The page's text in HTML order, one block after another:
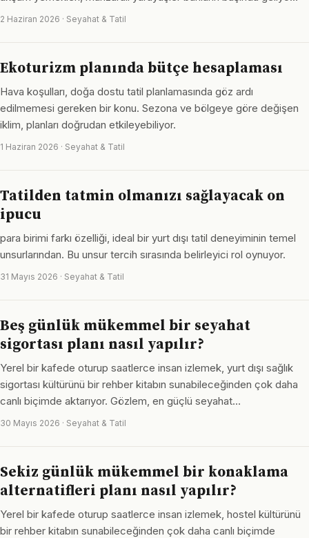
2 Haziran 2026 · Seyahat & Tatil
Ekoturizm planında bütçe hesaplaması
Hava koşulları, doğa dostu tatil planlamasında göz ardı
edilmemesi gereken bir konu. Sezona ve bölgeye göre değişen
iklim, planları doğrudan etkileyebiliyor.
1 Haziran 2026 · Seyahat & Tatil
Tatilden tatmin olmanızı sağlayacak on
ipucu
para birimi farkı özelliği, ideal bir yurt dışı tatil deneyiminin temel
unsurlarından. Bu unsur tercih sırasında belirleyici rol oynuyor.
31 Mayıs 2026 · Seyahat & Tatil
Beş günlük mükemmel bir seyahat
sigortası planı nasıl yapılır?
Yerel bir kafede oturup saatlerce insan izlemek, yurt dışı sağlık
sigortası kültürünü bir rehber kitabın sunabileceğinden çok daha
canlı biçimde aktarıyor. Gözlem, en güçlü seyahat…
30 Mayıs 2026 · Seyahat & Tatil
Sekiz günlük mükemmel bir konaklama
alternatifleri planı nasıl yapılır?
Yerel bir kafede oturup saatlerce insan izlemek, hostel kültürünü
bir rehber kitabın sunabileceğinden çok daha canlı biçimde